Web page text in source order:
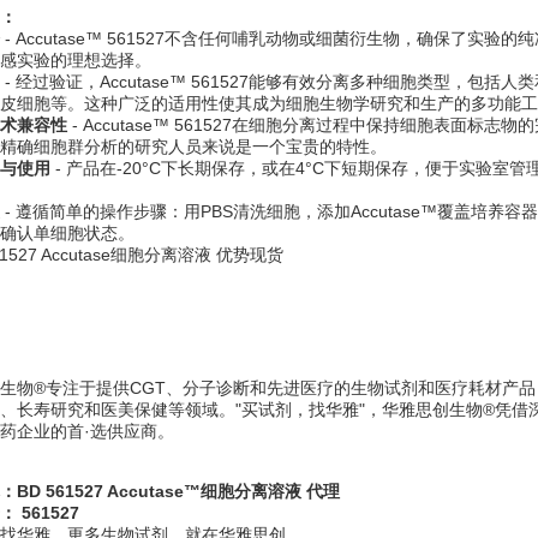
- Accutase™ 561527不含任何哺乳动物或细菌衍生物，确保了实验的
实验的理想选择。
- 经过验证，Accutase™ 561527能够有效分离多种细胞类型，包括人
细胞等。这种广泛的适用性使其成为细胞生物学研究和生产的多功能
兼容性 - Accutase™ 561527在细胞分离过程中保持细胞表面标志物
确细胞群分析的研究人员来说是一个宝贵的特性。
使用 - 产品在-20°C下长期保存，或在4°C下短期保存，便于实验室
- 遵循简单的操作步骤：用PBS清洗细胞，添加Accutase™覆盖培养容
认单细胞状态。
物®专注于提供CGT、分子诊断和先进医疗的生物试剂和医疗耗材产
长寿研究和医美保健等领域。"买试剂，找华雅"，华雅思创生物®凭
企业的首·选供应商。
BD 561527 Accutase™细胞分离溶液 代理
561527